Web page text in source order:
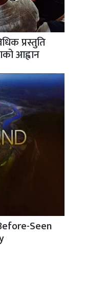
प्रस्तुति
आह्वान
Seen